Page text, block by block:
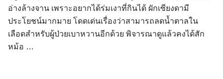
อ่างล้างจาน เพราะอยากได้ร่มเงาที่กินได้ ผักเซียงดามี
ประโยชน์มากมาย โดดเด่นเรื่องว่าสามารถลดน้ำตาลใน
เลือดสำหรับผู้ป่วยเบาหวานอีกด้วย พิจารณาดูแล้วคงได้สัก
หม้อ …